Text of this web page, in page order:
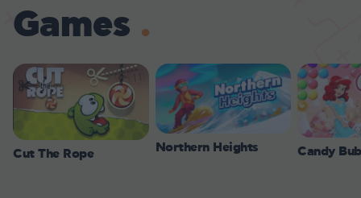
Games
Cut The Rope Northern Heights Candy